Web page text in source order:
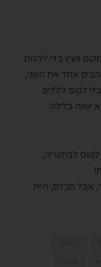
נוצץ כדי ליהנות
אחד את השני,
לקום לילדים
בלילה
לבולגריה,
אבל תכלס, היית